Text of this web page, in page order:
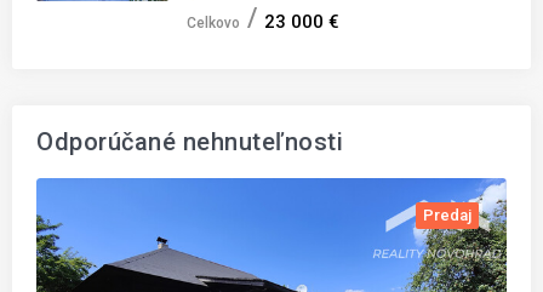
Celkovo 23 000 €
Odporúčané nehnuteľnosti
Predaj